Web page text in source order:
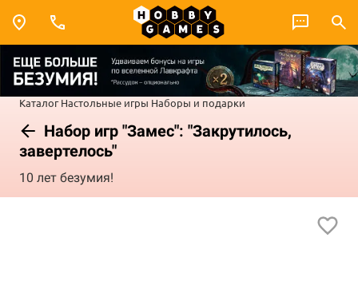
Каталог Настольные игры Наборы и подарки
Набор игр "Замес": "Закрутилось,
завертелось"
10 лет безумия!